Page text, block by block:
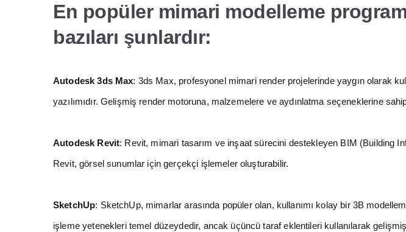
En popüler mimari modelleme
bazıları şunlardır:
Autodesk 3ds Max: 3ds Max, profesyonel mimari render projelerinde yaygın olarak
yazılımıdır. Gelişmiş render motoruna, malzemelere ve aydınlatma seçeneklerine
Autodesk Revit: Revit, mimari tasarım ve inşaat sürecini destekleyen BIM (Building
Revit, görsel sunumlar için gerçekçi işlemeler oluşturabilir.
SketchUp: SketchUp, mimarlar arasında popüler olan, kullanımı kolay bir 3B
işleme yetenekleri temel düzeydedir, ancak üçüncü taraf eklentileri kullanılarak